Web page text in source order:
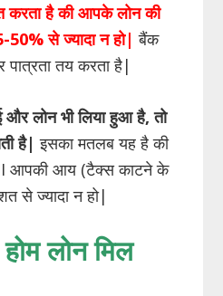
करता है की आपके लोन की
से ज्यादा न हो| बैंक
तय करता है|
लोन भी लिया हुआ है, तो
है| इसका मतलब यह है की
आपकी आय (टैक्स काटने के
से ज्यादा न हो|
लोन मिल